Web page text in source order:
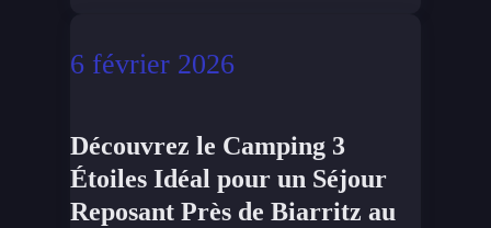
6 février 2026
Découvrez le Camping 3
Étoiles Idéal pour un Séjour
Reposant Près de Biarritz au